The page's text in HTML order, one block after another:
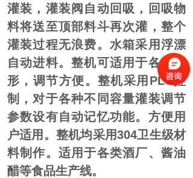
灌装，灌装阀自动回吸，回吸物
料将送至顶部料斗再次灌，整个
灌装过程无浪费。水箱采用浮漂
自动进料。整机可适用于各种瓶
形，调节方便。整机采用PLC控
制，对于各种不同容量灌装调节
参数设有自动记忆功能。方便用
户适用。整机均采用304卫生级材
料制作。适用于各类酒厂、酱油
醋等食品生产线。